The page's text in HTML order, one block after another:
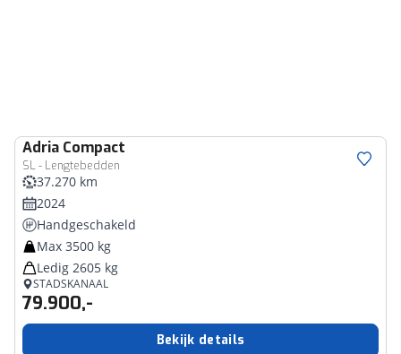
Adria Compact
SL - Lengtebedden
37.270 km
2024
Handgeschakeld
Max 3500 kg
Ledig 2605 kg
STADSKANAAL
79.900,-
Bekijk details